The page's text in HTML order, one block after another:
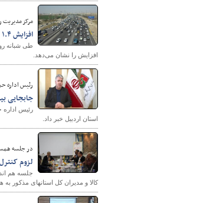
مرکز مدیریت
افزایش ۱.۴ درصدی تردد در محورهای برون‌شهری نسبت به روز قبل
افزایش را نشان می‌دهد.
رئیس اداره
جابجایی بیش از ۹۳۲ هزار نفر
استان اردبیل خبر داد.
در جلسه
لزوم
جلسه هم
کالا و مدیران کل استانهای مذکور